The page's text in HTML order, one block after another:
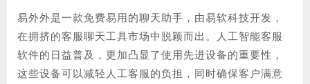
易外外是一款免费易用的聊天助手，由易软科技开发，
在拥挤的客服聊天工具市场中脱颖而出。人工智能客服
软件的日益普及，更加凸显了使用先进设备的重要性，
这些设备可以减轻人工客服的负担，同时确保客户满意